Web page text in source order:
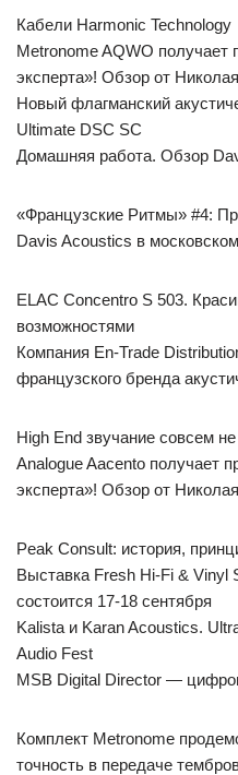
Кабели Harmonic Technology
Metronome AQWO
эксперта»! Обзор от
Новый флагманский
Ultimate DSC SC
Домашняя работа. Обзор
«Французские Ритмы» #4:
Davis Acoustics в
ELAC Concentro S 503.
возможностями
Компания En-Trade
французского бренда
High End звучание совсем
Analogue Aacento получает
эксперта»! Обзор от
Peak Consult: история,
Выставка Fresh Hi-Fi & Vinyl
состоится 17-18 сентября
Kalista и Karan Acoustics.
Audio Fest
MSB Digital Director —
Комплект Metronome
точность в передаче